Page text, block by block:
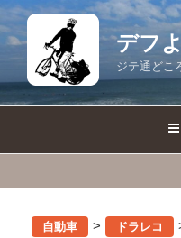
コ
ン
デフ
ジテ通どこ
自動車 > ドラレコ